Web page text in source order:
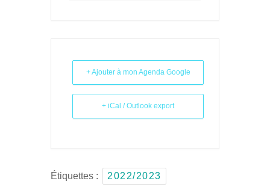
+ Ajouter à mon Agenda Google
+ iCal / Outlook export
Étiquettes : 2022/2023